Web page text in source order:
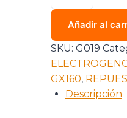
Añadir al
SKU: G019
GX160,
Descripción